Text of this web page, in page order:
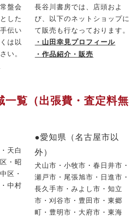
盤会
した
伝い
は以
い。
長谷川書房では、店頭およ
び、以下のネットショップに
て販売も行なっております。
・山田幸見プロフィール
・作品紹介・販売
一覧（出張費・査定料無
天白
・昭
区・
中村
●愛知県（名古屋市以
外）
犬山市・小牧市・春日井市・
瀬戸市・尾張旭市・日進市・
長久手市・みよし市・知立
市・刈谷市・豊田市・東郷
町・豊明市・大府市・東海